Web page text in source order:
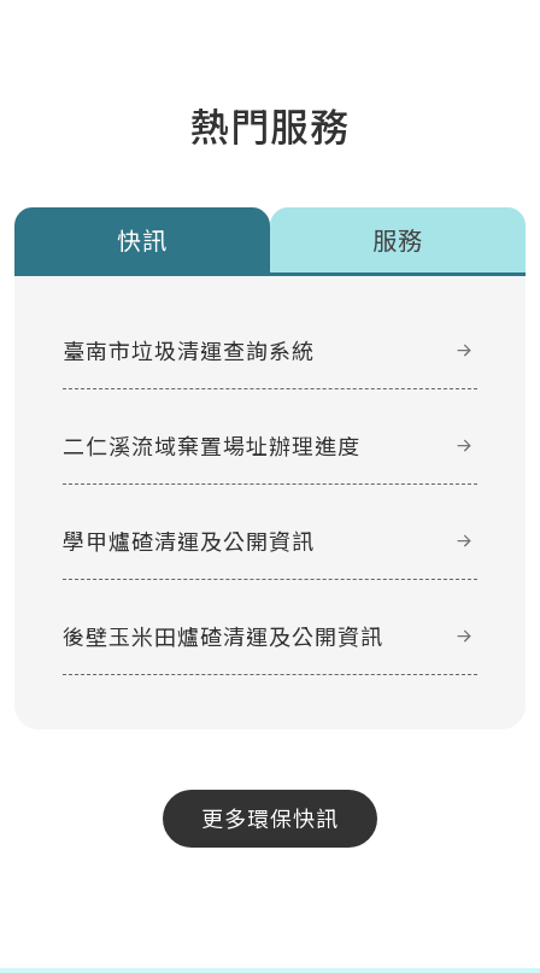
熱門服務
快訊 服務
臺南市垃圾清運查詢系統
二仁溪流域棄置場址辦理進度
學甲爐碴清運及公開資訊
後壁玉米田爐碴清運及公開資訊
更多環保快訊